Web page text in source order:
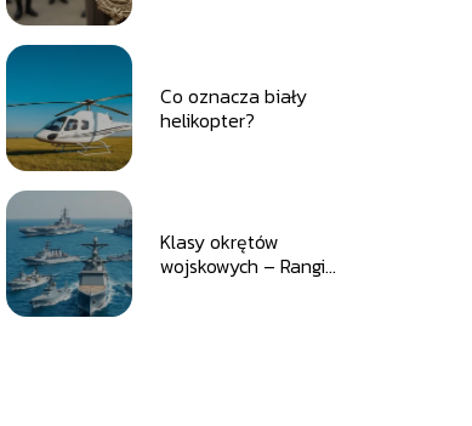
Co oznacza biały
helikopter?
Klasy okrętów
wojskowych – Rangi